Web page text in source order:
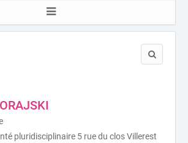
pluridisciplinaire 5 rue du clos Villerest